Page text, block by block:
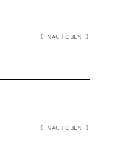
NACH OBEN
NACH OBEN